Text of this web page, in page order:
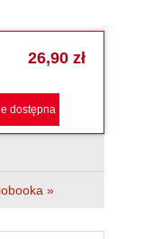
26,90 zł
dostępna
»